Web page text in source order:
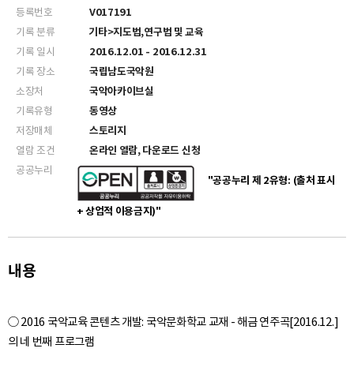
등록번호
V017191
기록 분류
기타>지도법,연구법 및 교육
기록 일시
2016.12.01 - 2016.12.31
기록 장소
국립남도국악원
소장처
국악아카이브실
기록유형
동영상
저장매체
스토리지
열람 조건
온라인 열람, 다운로드 신청
공공누리
"공공누리 제 2유형: (출처 표시
+ 상업적 이용금지)"
내용
○ 2016 국악교육 콘텐츠 개발: 국악문화학교 교재 - 해금 연주곡[2016.12.]